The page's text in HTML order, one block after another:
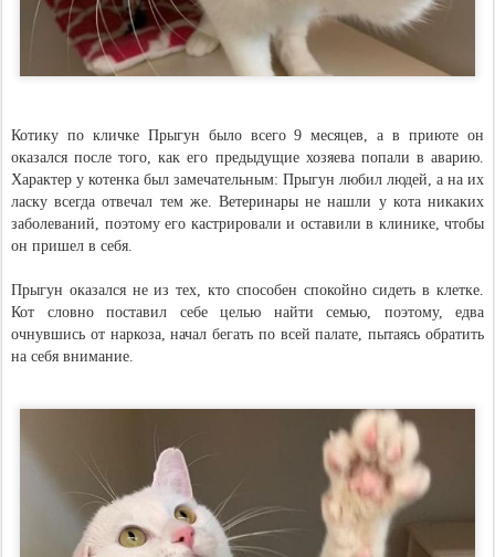
Котику по кличке Прыгун было всего 9 месяцев, а в приюте он
оказался после того, как его предыдущие хозяева попали в аварию.
Характер у котенка был замечательным: Прыгун любил людей, а на их
ласку всегда отвечал тем же. Ветеринары не нашли у кота никаких
заболеваний, поэтому его кастрировали и оставили в клинике, чтобы
он пришел в себя.
Прыгун оказался не из тех, кто способен спокойно сидеть в клетке.
Кот словно поставил себе целью найти семью, поэтому, едва
очнувшись от наркоза, начал бегать по всей палате, пытаясь обратить
на себя внимание.